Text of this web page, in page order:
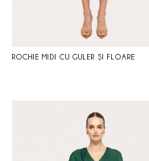
ROCHIE MIDI CU GULER ŞI FLOARE